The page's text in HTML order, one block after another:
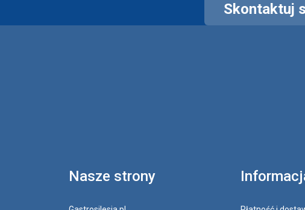
Skontaktuj
Nasze strony